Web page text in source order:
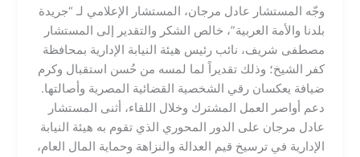
وجّه المستشار عادل مرجان، المستشار الإعلامي لـ “جريدة
بلدنا والأمة العربية”، خالص الشكر والتقدير إلى المستشار
مصطفى شريف، نائب رئيس هيئة النيابة الإدارية بمحافظة
كفر الشيخ؛ وذلك تقديراً لما لمسه من حُسن استقبال وكرم
ضيافة يعكسان رقي الشخصية القضائية المصرية وأصالتها.​
دعم أواصر العمل المشترك ​وخلال اللقاء، أثنى المستشار
عادل مرجان على الدور المحوري الذي تقوم به هيئة النيابة
الإدارية في ترسيخ قيم العدالة والنزاهة وحماية المال العام،